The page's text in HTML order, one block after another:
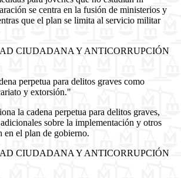
se centra en la fusión de ministerios y
que el plan se limita al servicio militar
CIUDADANA Y ANTICORRUPCIÓN
perpetua para delitos graves como
y extorsión."
la cadena perpetua para delitos graves,
sobre la implementación y otros
en el plan de gobierno.
CIUDADANA Y ANTICORRUPCIÓN